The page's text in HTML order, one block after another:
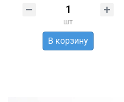
шт
В корзину